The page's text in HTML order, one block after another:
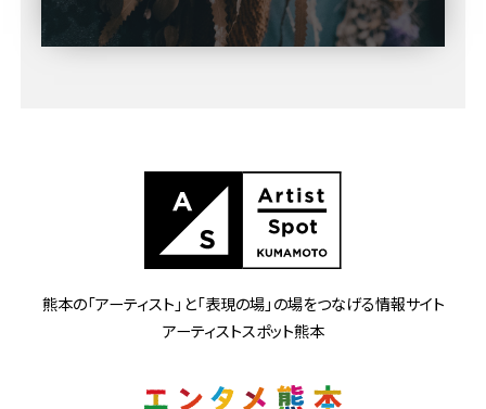
熊本の「アーティスト」と「表現の場」の場をつなげる情報サイト
アーティストスポット熊本